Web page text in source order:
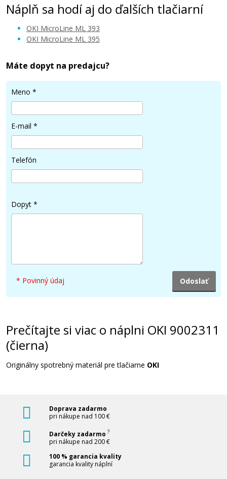
Náplň sa hodí aj do ďalších tlačiarní
OKI MicroLine ML 393
OKI MicroLine ML 395
Máte dopyt na predajcu?
Meno *
E-mail *
Telefón
Dopyt *
* Povinný údaj
Prečítajte si viac o náplni OKI 9002311
(čierna)
Originálny spotrebný materiál pre tlačiarne OKI
Doprava zadarmo
pri nákupe nad 100 €
Darčeky zadarmo ?
pri nákupe nad 200 €
100 % garancia kvality
garancia kvality náplní